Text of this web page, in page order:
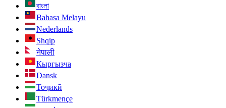
বাংলা
Bahasa Melayu
Nederlands
Shqip
नेपाली
Кыргызча
Dansk
Тоҷикӣ
Türkmençe